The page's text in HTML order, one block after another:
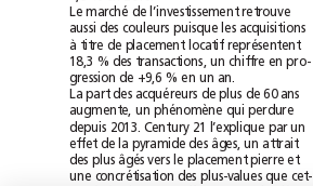
Le marché de l’investissement retrouve
aussi des couleurs puisque les
acquisitions
à
titre de placement locatif
représentent
18,3%
des un chiffre en pro-
gression de +9,6% en un
an.
La
part des acquéreurs de plus de 60 ans
augmente, un phénomène qui
perdure
depuis
Century 21 l’explique par
un
effet
de la pyramide des un attrait
des plus âgés vers le placement pierre et
une concrétisation des plus-values que
cet-